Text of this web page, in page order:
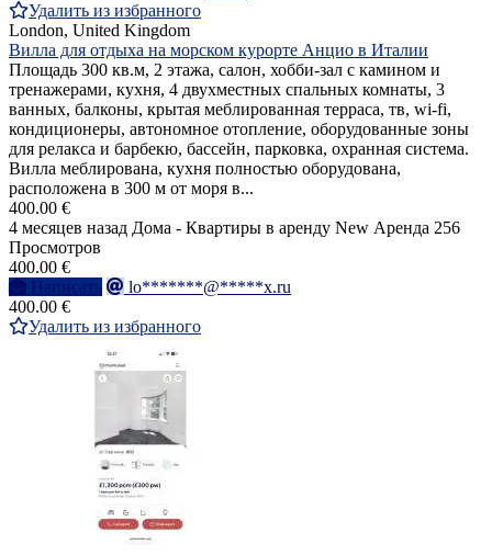
Удалить из избранного
London, United Kingdom
Вилла для отдыха на морском курорте Анцио в Италии
Площадь 300 кв.м, 2 этажа, салон, хобби-зал с камином и
тренажерами, кухня, 4 двухместных спальных комнаты, 3
ванных, балконы, крытая меблированная терраса, тв, wi-fi,
кондиционеры, автономное отопление, оборудованные зоны
для релакса и барбекю, бассейн, парковка, охранная система.
Вилла меблирована, кухня полностью оборудована,
расположена в 300 м от моря в...
400.00 €
4 месяцев назад Дома - Квартиры в аренду New Аренда 256
Просмотров
400.00 €
Написать
lo*******@*****x.ru
400.00 €
Удалить из избранного